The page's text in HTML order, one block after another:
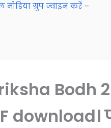
ग्रुप ज्वाइन करें –
Bodh
download।